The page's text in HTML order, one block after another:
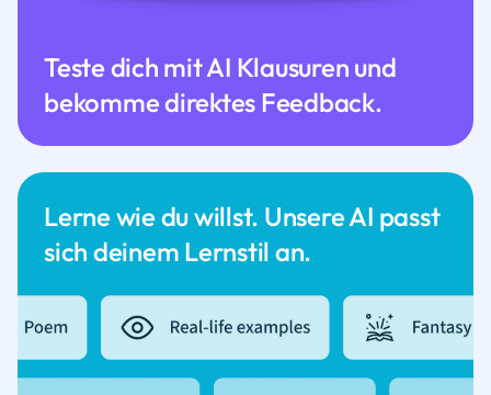
Lerne wie du willst. Unsere AI passt
sich deinem Lernstil an.
Teste dich mit AI Klausuren und
bekomme direktes Feedback.